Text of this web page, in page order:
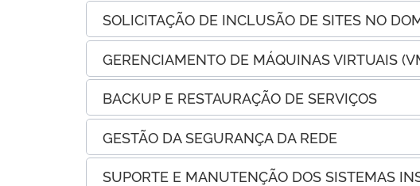
SOLICITAÇÃO DE INCLUSÃO DE SITES NO
GERENCIAMENTO DE MÁQUINAS VIRTUAIS
BACKUP E RESTAURAÇÃO DE SERVIÇOS
GESTÃO DA SEGURANÇA DA REDE
SUPORTE E MANUTENÇÃO DOS SISTEMAS